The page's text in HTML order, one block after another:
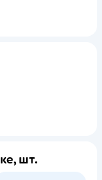
шт.